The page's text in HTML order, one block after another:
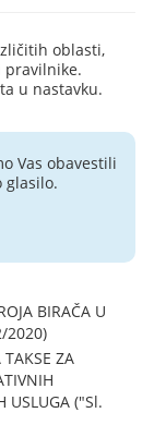
oblasti,
pravilnike.
u nastavku.
Vas obavestili
glasilo.
BIRAČA U
2020)
ZA
USLUGA ("Sl.